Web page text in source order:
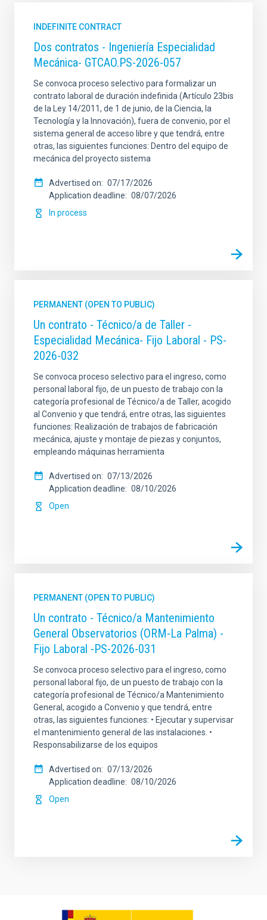
INDEFINITE CONTRACT
Dos contratos - Ingeniería Especialidad
Mecánica- GTCAO.PS-2026-057
Se convoca proceso selectivo para formalizar un
contrato laboral de duración indefinida (Artículo 23bis
de la Ley 14/2011, de 1 de junio, de la Ciencia, la
Tecnología y la Innovación), fuera de convenio, por el
sistema general de acceso libre y que tendrá, entre
otras, las siguientes funciones: Dentro del equipo de
mecánica del proyecto sistema
Advertised on
07/17/2026
Application deadline
08/07/2026
In process
PERMANENT (OPEN TO PUBLIC)
Un contrato - Técnico/a de Taller -
Especialidad Mecánica- Fijo Laboral - PS-
2026-032
Se convoca proceso selectivo para el ingreso, como
personal laboral fijo, de un puesto de trabajo con la
categoría profesional de Técnico/a de Taller, acogido
al Convenio y que tendrá, entre otras, las siguientes
funciones: Realización de trabajos de fabricación
mecánica, ajuste y montaje de piezas y conjuntos,
empleando máquinas herramienta
Advertised on
07/13/2026
Application deadline
08/10/2026
Open
PERMANENT (OPEN TO PUBLIC)
Un contrato - Técnico/a Mantenimiento
General Observatorios (ORM-La Palma) -
Fijo Laboral -PS-2026-031
Se convoca proceso selectivo para el ingreso, como
personal laboral fijo, de un puesto de trabajo con la
categoría profesional de Técnico/a Mantenimiento
General, acogido a Convenio y que tendrá, entre
otras, las siguientes funciones: • Ejecutar y supervisar
el mantenimiento general de las instalaciones. •
Responsabilizarse de los equipos
Advertised on
07/13/2026
Application deadline
08/10/2026
Open